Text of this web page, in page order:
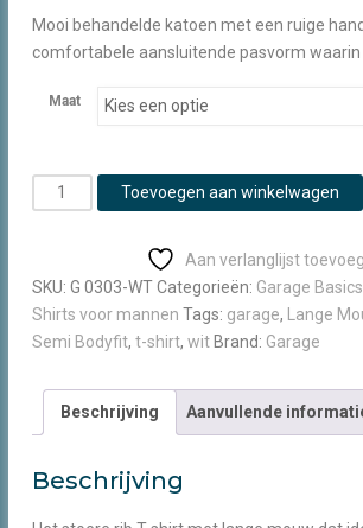
Mooi behandelde katoen met een ruige
comfortabele aansluitende pasvorm
Maat
Garage
T-
Bodyfit
ronde
hals
mouw
wit
Toevoegen aan winkelwagen
Aan verlanglijst
SKU: G 0303-WT Categorieën: Garage Basics
Shirts voor mannen Tags: garage, Lange
Semi Bodyfit, t-shirt, wit Brand: Garage
Beschrijving Aanvullende
Beschrijving